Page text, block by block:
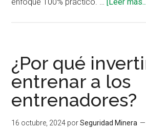
¿Por qué
entrenar a los
entrenadores?
16 octubre, 2024 porSeguridad Minera